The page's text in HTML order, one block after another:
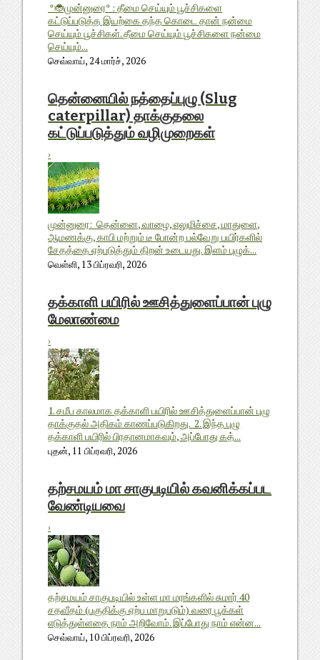
*🐞முன்னுரை* : தீமை செய்யும் பூச்சிகளை
கட்டுப்படுத்த இயற்கை தந்த கொடை தான் நன்மை
செய்யும் பூச்சிகள். தீமை செய்யும் பூச்சிகளை நன்மை
செய்யும்...
செவ்வாய், 24 மார்ச், 2026
தென்னையில் நத்தைப்புழு (Slug
caterpillar) தாக்குதலை
கட்டுப்படுத்தும் வழிமுறைகள்
›
முன்னுரை: தென்னை, வாழை, எலுமிச்சை, மாதுளை,
ஆமணக்கு, காபி மற்றும் டீ போன்ற பல்வேறு பயிர்களில்
சேதத்தை ஏற்படுத்தும் திறன் உடையது. இளம் புழுக்...
வெள்ளி, 13 பிப்ரவரி, 2026
தக்காளி பயிரில் ஊசித்துளைப்பான் புழு
மேலாண்மை
›
1. சமீப காலமாக தக்காளி பயிரில் ஊசித்துளைப்பான் புழு
தாக்குதல் அதிகம் காணப்படுகிறது. 2. இந்த புழு
தக்காளி பயிரில் பிரதானமாகவும், அப்போது கத்...
புதன், 11 பிப்ரவரி, 2026
தற்சமயம் மா சாகுபடியில் கவனிக்கப்பட
வேண்டியவை
›
தற்சமயம் சாகுபடியில் உள்ள மா மரங்களில் சுமார் 40
சதவீதம் (பகுதிக்கு ஏற்ப மாறுபடும்) வரை பூக்கள்
எடுத்துள்ளதை நாம் அறிவோம். இப்போது நாம் என்ன...
செவ்வாய், 10 பிப்ரவரி, 2026